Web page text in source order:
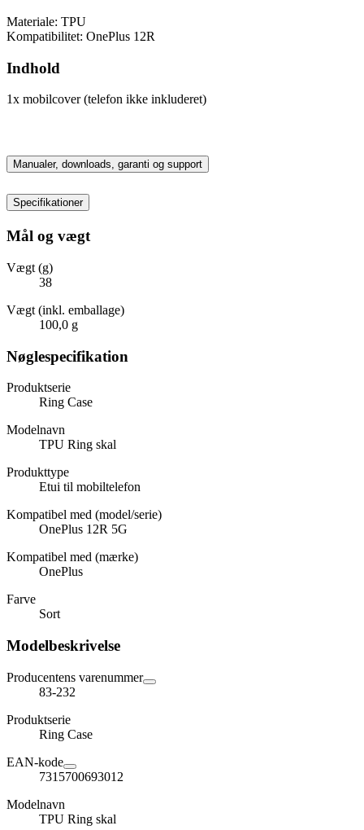
Materiale: TPU
Kompatibilitet: OnePlus 12R
Indhold
1x mobilcover (telefon ikke inkluderet)
Manualer, downloads, garanti og support
Specifikationer
Mål og vægt
Vægt (g)
38
Vægt (inkl. emballage)
100,0 g
Nøglespecifikation
Produktserie
Ring Case
Modelnavn
TPU Ring skal
Produkttype
Etui til mobiltelefon
Kompatibel med (model/serie)
OnePlus 12R 5G
Kompatibel med (mærke)
OnePlus
Farve
Sort
Modelbeskrivelse
Producentens varenummer
83-232
Produktserie
Ring Case
EAN-kode
7315700693012
Modelnavn
TPU Ring skal